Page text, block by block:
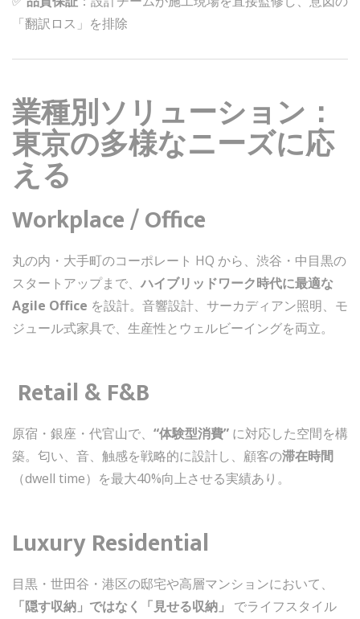
「翻訳ロス」を排除
業種別ソリューション：
東京の多様なニーズに応
える
Workplace / Office
丸の内・大手町のコーポレート HQ から、渋谷・中目黒の
スタートアップまで、ハイブリッドワーク時代に最適な
Agile Office を設計。音響設計、サーカディアン照明、モ
ジュール式家具で、生産性とウェルビーイングを両立。
Retail & F&B
原宿・銀座・代官山で、 “体験型消費” に対応した空間を構
築。匂い、音、触感を戦略的に設計し、顧客の滞在時間
（dwell time）を最大40%向上させる実績あり。
Luxury Residential
目黒・世田谷・港区の邸宅や高層マンションにおいて、
「隠す収納」ではなく「見せる収納」
でライフスタイル